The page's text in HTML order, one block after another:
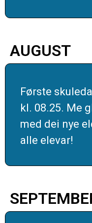
AUGUST
Første
kl. 08.25. Me
med dei nye
alle elevar!